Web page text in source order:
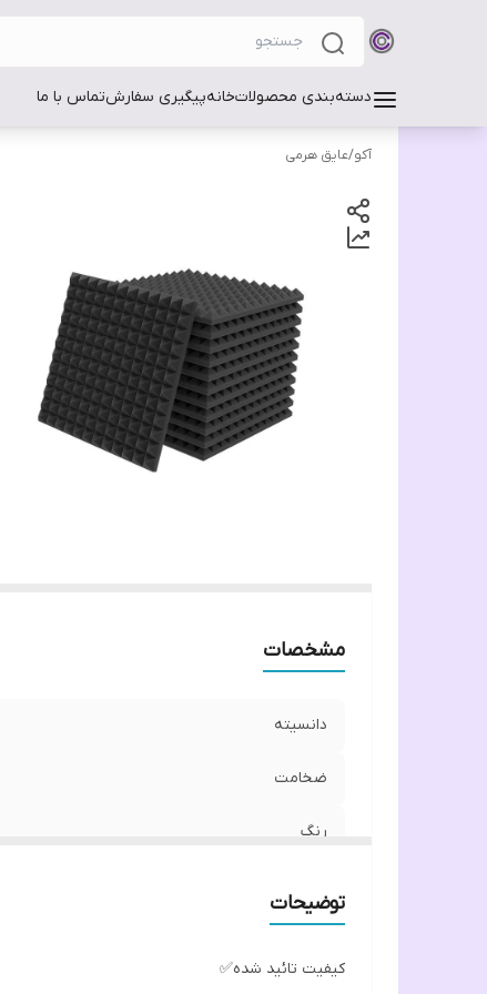
دسته‌بندی محصولاتخانهپیگیری سفارشتماس با ما
آکو/عایق هرمی
مشخصات
دانسیته
ضخامت
رنگ
توضیحات
کیفیت تائید شده✅